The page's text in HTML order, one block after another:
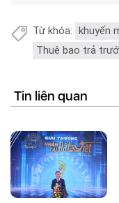
Từ khóa: khuyến
Thuê bao trả
Tin liên quan